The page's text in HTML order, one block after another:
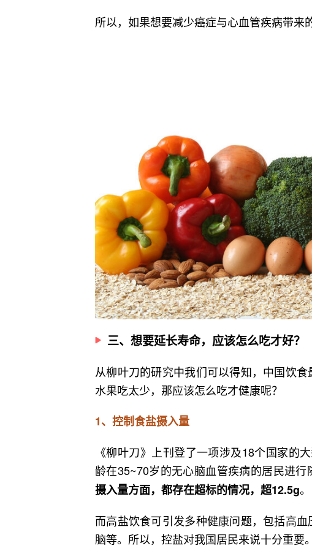
所以，如果想要减少癌症与心血管疾病带来
三、想要延长寿命，应该怎么吃才好？
从柳叶刀的研究中我们可以得知，中国饮
水果吃太少，那应该怎么吃才健康呢？
1、控制食盐摄入量
《柳叶刀》上刊登了一项涉及18个国家的
龄在35~70岁的无心脑血管疾病的居民进行
摄入量方面，都存在超标的情况，超12.5g。
而高盐饮食可引发多种健康问题，包括高
脑等。所以，控盐对我国居民来说十分重要。